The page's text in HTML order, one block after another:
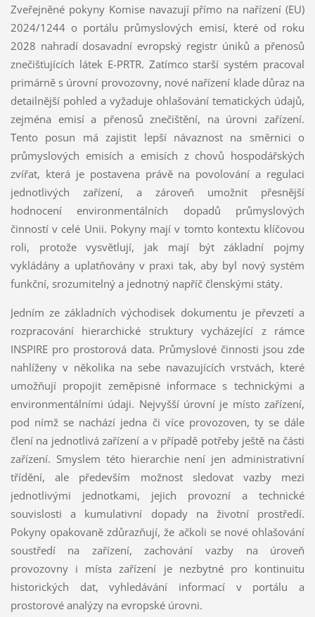
Zveřejněné pokyny Komise navazují přímo na nařízení (EU)
2024/1244 o portálu průmyslových emisí, které od roku
2028 nahradí dosavadní evropský registr úniků a přenosů
znečišťujících látek E-PRTR. Zatímco starší systém pracoval
primárně s úrovní provozovny, nové nařízení klade důraz na
detailnější pohled a vyžaduje ohlašování tematických údajů,
zejména emisí a přenosů znečištění, na úrovni zařízení.
Tento posun má zajistit lepší návaznost na směrnici o
průmyslových emisích a emisích z chovů hospodářských
zvířat, která je postavena právě na povolování a regulaci
jednotlivých zařízení, a zároveň umožnit přesnější
hodnocení environmentálních dopadů průmyslových
činností v celé Unii. Pokyny mají v tomto kontextu klíčovou
roli, protože vysvětlují, jak mají být základní pojmy
vykládány a uplatňovány v praxi tak, aby byl nový systém
funkční, srozumitelný a jednotný napříč členskými státy.
Jedním ze základních východisek dokumentu je převzetí a
rozpracování hierarchické struktury vycházející z rámce
INSPIRE pro prostorová data. Průmyslové činnosti jsou zde
nahlíženy v několika na sebe navazujících vrstvách, které
umožňují propojit zeměpisné informace s technickými a
environmentálními údaji. Nejvyšší úrovní je místo zařízení,
pod nímž se nachází jedna či více provozoven, ty se dále
člení na jednotlivá zařízení a v případě potřeby ještě na části
zařízení. Smyslem této hierarchie není jen administrativní
třídění, ale především možnost sledovat vazby mezi
jednotlivými jednotkami, jejich provozní a technické
souvislosti a kumulativní dopady na životní prostředí.
Pokyny opakovaně zdůrazňují, že ačkoli se nové ohlašování
soustředí na zařízení, zachování vazby na úroveň
provozovny i místa zařízení je nezbytné pro kontinuitu
historických dat, vyhledávání informací v portálu a
prostorové analýzy na evropské úrovni.